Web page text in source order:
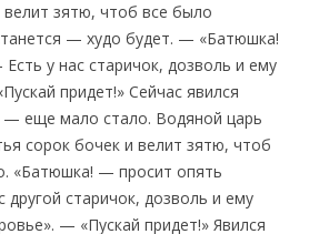
зятю, чтоб все было
— худо будет. — «Батюшка!
у нас старичок, дозволь и ему
придет!» Сейчас явился
еще мало стало. Водяной царь
сорок бочек и велит зятю, чтоб
«Батюшка! — просит опять
другой старичок, дозволь и ему
— «Пускай придет!» Явился